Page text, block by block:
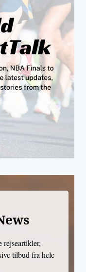
rejseartikler,
tilbud fra hele